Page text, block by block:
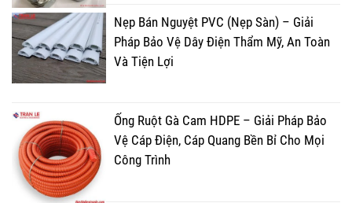
Nẹp Bán Nguyệt PVC (Nẹp Sàn) – Giải
Pháp Bảo Vệ Dây Điện Thẩm Mỹ, An Toàn
Và Tiện Lợi
Ống Ruột Gà Cam HDPE – Giải Pháp Bảo
Vệ Cáp Điện, Cáp Quang Bền Bỉ Cho Mọi
Công Trình